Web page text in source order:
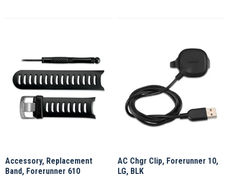
Accessory, Replacement
Band, Forerunner 610
AC Chgr Clip, Forerunner 10,
LG, BLK